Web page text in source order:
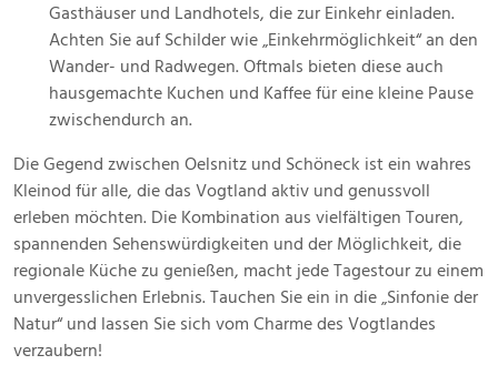
Gasthäuser und Landhotels, die zur Einkehr einladen.
Achten Sie auf Schilder wie „Einkehrmöglichkeit“ an den
Wander- und Radwegen. Oftmals bieten diese auch
hausgemachte Kuchen und Kaffee für eine kleine Pause
zwischendurch an.
Die Gegend zwischen Oelsnitz und Schöneck ist ein wahres
Kleinod für alle, die das Vogtland aktiv und genussvoll
erleben möchten. Die Kombination aus vielfältigen Touren,
spannenden Sehenswürdigkeiten und der Möglichkeit, die
regionale Küche zu genießen, macht jede Tagestour zu einem
unvergesslichen Erlebnis. Tauchen Sie ein in die „Sinfonie der
Natur“ und lassen Sie sich vom Charme des Vogtlandes
verzaubern!